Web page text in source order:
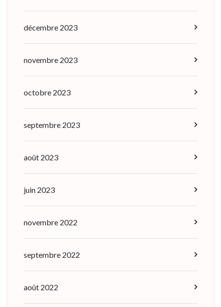
décembre 2023
novembre 2023
octobre 2023
septembre 2023
août 2023
juin 2023
novembre 2022
septembre 2022
août 2022